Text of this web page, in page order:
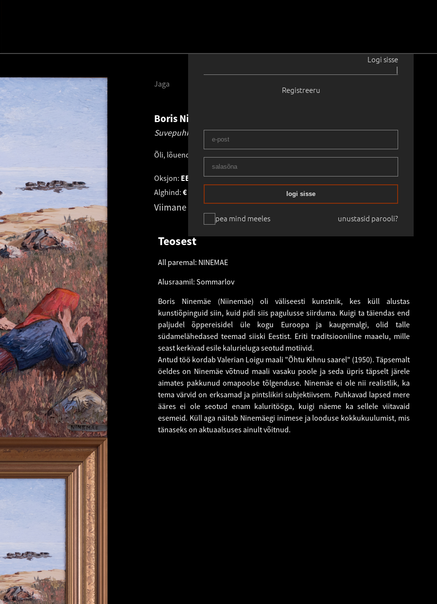
Logi sisse
|
Registreeru
pea mind meeles
logi sisse
unustasid parooli?
Boris Ninemäe
Suvepuhkus. 1970
Õli, lõuend 61.0 × 50.0 cmRaamitud
Oksjon: EESTI KUNSTIKLASSIKA OKSJON:05.05.2024
Alghind: €
Viimane pakkumine: 2 800
€
Teosest
All paremal: NINEMAE
Alusraamil: Sommarlov
Boris Ninemäe (Niinemäe) oli väliseesti kunstnik, kes küll alustas
kunstiõpinguid siin, kuid pidi siis pagulusse siirduma. Kuigi ta täiendas end
paljudel õppereisidel üle kogu Euroopa ja kaugemalgi, olid talle
südamelähedased teemad siiski Eestist. Eriti traditsiooniline maaelu, mille
seast kerkivad esile kalurieluga seotud motiivid.
Antud töö kordab Valerian Loigu maali "Õhtu Kihnu saarel" (1950). Täpsemalt
öeldes on Ninemäe võtnud maali vasaku poole ja seda üpris täpselt järele
aimates pakkunud omapoolse tõlgenduse. Ninemäe ei ole nii realistlik, ka
tema värvid on erksamad ja pintslikiri subjektiivsem. Puhkavad lapsed mere
ääres ei ole seotud enam kaluritööga, kuigi näeme ka sellele viitavaid
esemeid. Küll aga näitab Ninemäegi inimese ja looduse kokkukuulumist, mis
tänaseks on aktuaalsuses ainult võitnud.
Jaga